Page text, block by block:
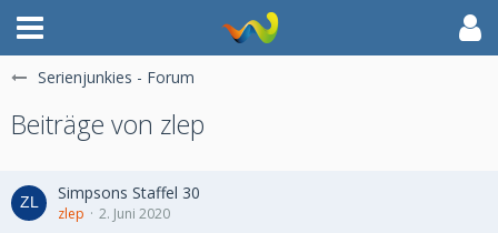
Serienjunkies - Forum
Beiträge von zlep
Simpsons Staffel 30
zlep 2. Juni 2020